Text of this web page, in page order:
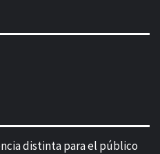
distinta para el público